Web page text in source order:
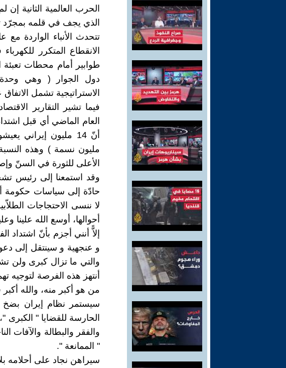
الحرب العالمية الثانية
الذي يجف في قلمه بمجرّد
تتحدث الأنباء الواردة
الانقطاع المتكرر
طوابير أمام محطات
دول الجوار ( وهي وحدة
الاستراتيجية تشمل
العام الماضي أي قبل
مليون نسمة ) وهذه
الأعلى للثورة في السنّ
وقد استمعنا إلى رئيس
حادّة إلى سياسات حكومة
لا ننسى الاحتجاجات
أحوالها، أوسع الله علينا
إلاًّ أنني أجزم بأنّ اشتداد
و عنجهية و سينتقل إلى
والتي ما تزال كبرى ولن
أنتهز هذه الفرصة
من هو أكبر منه، والله
سيستمر نظام إيران بضخ
الحارسة للقضايا " الكبرى
والفقر والبطالة والآفات
" الممانعة ".
سيراهن نجاد على أحلامه